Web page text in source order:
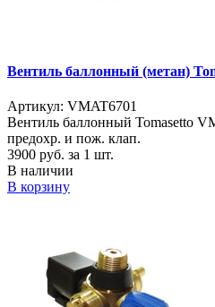
Вентиль баллонный (метан)
Артикул: VMAT6701
Вентиль баллонный Tomasetto
предохр. и пож. клап.
3900 руб. за 1 шт.
В наличии
В корзину